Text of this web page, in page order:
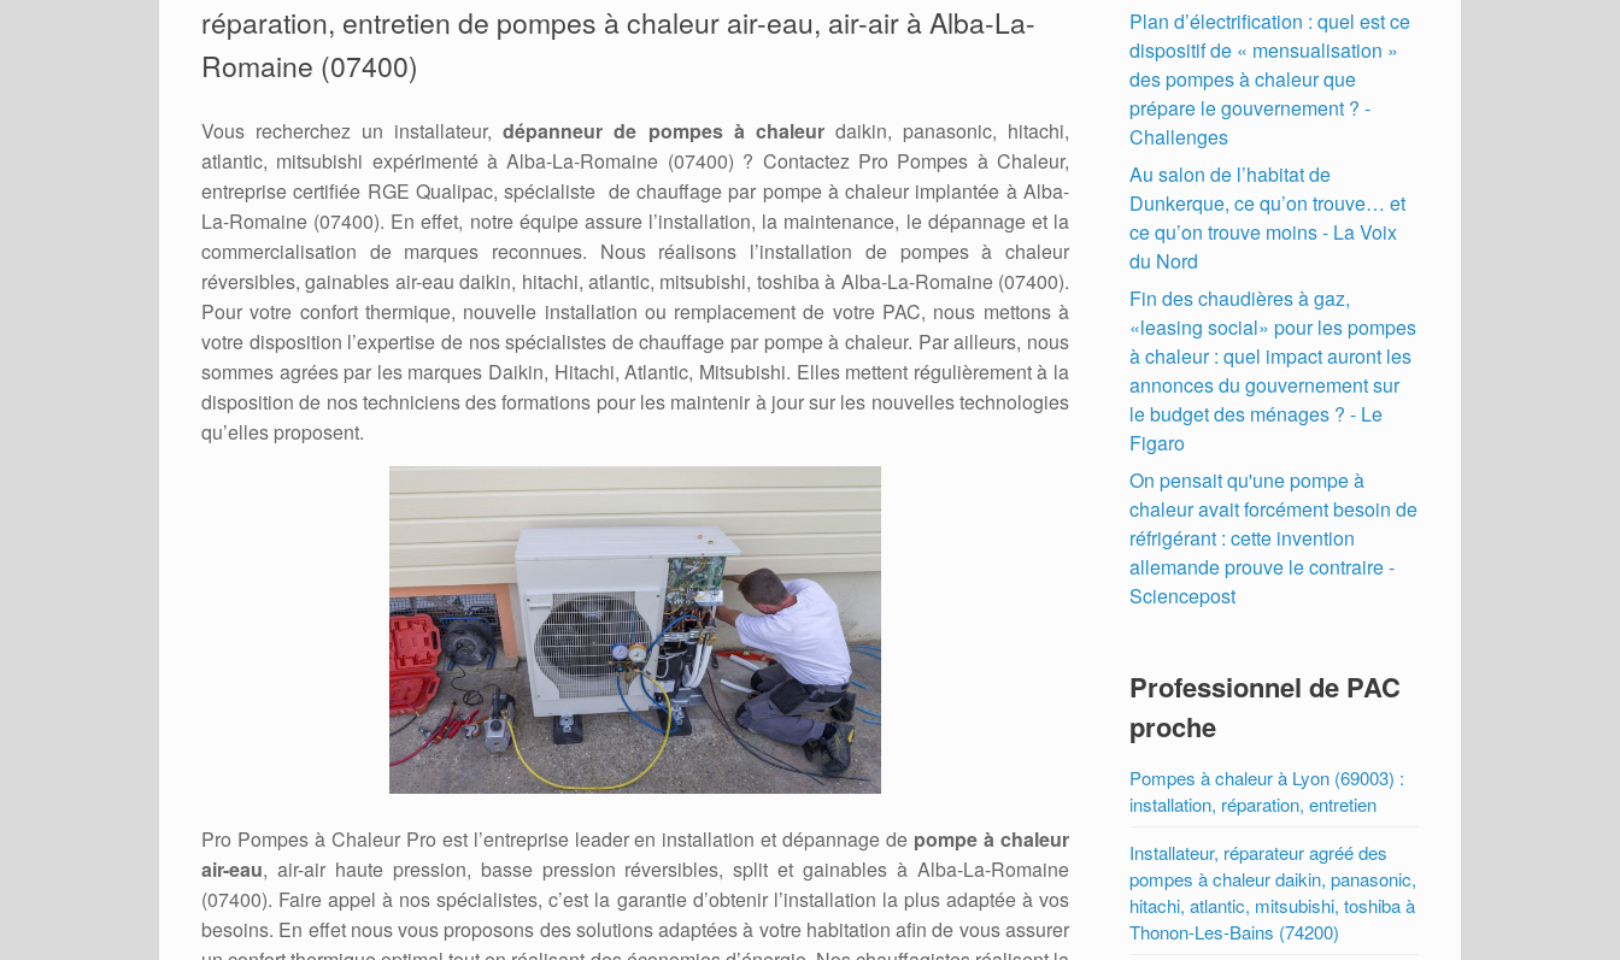
réparation, entretien de pompes à chaleur air-eau, air-air à Alba-La-
Romaine (07400)
Vous recherchez un installateur,dépanneur de pompes à chaleurdaikin, panasonic, hitachi,
atlantic, mitsubishi expérimenté à Alba-La-Romaine (07400) ? Contactez Pro Pompes à Chaleur,
entreprise certifiée RGE Qualipac, spécialiste de chauffage par pompe à chaleur implantée à Alba-
La-Romaine (07400). En effet, notre équipe assure l’installation, la maintenance, le dépannage et la
commercialisation de marques reconnues. Nous réalisons l’installation de pompes à chaleur
réversibles, gainables air-eau daikin, hitachi, atlantic, mitsubishi, toshiba à Alba-La-Romaine (07400).
Pour votre confort thermique, nouvelle installation ou remplacement de votre PAC, nous mettons à
votre disposition l’expertise de nos spécialistes de chauffage par pompe à chaleur. Par ailleurs, nous
sommes agrées par les marques Daikin, Hitachi, Atlantic, Mitsubishi. Elles mettent régulièrement à la
disposition de nos techniciens des formations pour les maintenir à jour sur les nouvelles technologies
qu’elles proposent.
Pro Pompes à Chaleur Pro est l’entreprise leader en installation et dépannage de pompe à chaleur
air-eau, air-air haute pression, basse pression réversibles, split et gainables à Alba-La-Romaine
(07400). Faire appel à nos spécialistes, c’est la garantie d’obtenir l’installation la plus adaptée à vos
besoins. En effet nous vous proposons des solutions adaptées à votre habitation afin de vous assurer
Plan d’électrification : quel est ce
dispositif de « mensualisation »
des pompes à chaleur que
prépare le gouvernement ? -
Challenges
Au salon de l’habitat de
Dunkerque, ce qu’on trouve… et
ce qu’on trouve moins - La Voix
du Nord
Fin des chaudières à gaz,
«leasing social» pour les pompes
à chaleur : quel impact auront les
annonces du gouvernement sur
le budget des ménages ? - Le
Figaro
On pensait qu'une pompe à
chaleur avait forcément besoin de
réfrigérant : cette invention
allemande prouve le contraire -
Sciencepost
Professionnel de PAC
proche
Pompes à chaleur à Lyon (69003) :
installation, réparation, entretien
Installateur, réparateur agréé des
pompes à chaleur daikin, panasonic,
hitachi, atlantic, mitsubishi, toshiba à
Thonon-Les-Bains (74200)